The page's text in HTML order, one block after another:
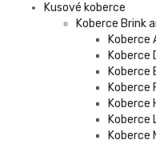
Kusové koberce
Koberce Brink
Koberce
Koberce
Koberce
Koberce
Koberce
Koberce
Koberce